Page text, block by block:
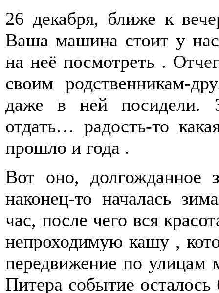
26 декабря, ближе к
Ваша машина стоит у
на неё посмотреть .
своим родственникам-
даже в ней посидели.
отдать… радость-то
прошло и года .
Вот оно, долгожданное
наконец-то началась
час, после чего вся
непроходимую кашу ,
передвижение по улицам
Питера событие